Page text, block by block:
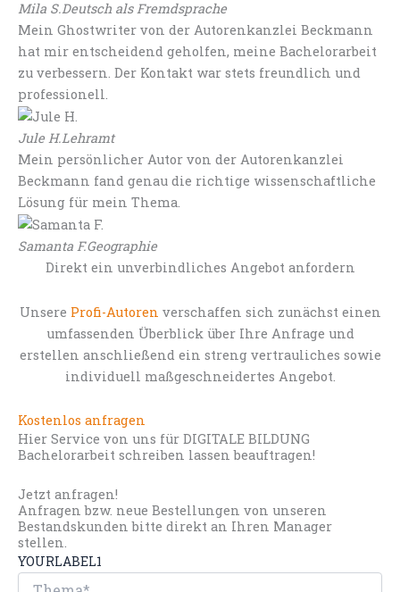
Mila S.Deutsch als Fremdsprache
Mein Ghostwriter von der Autorenkanzlei Beckmann
hat mir entscheidend geholfen, meine Bachelorarbeit
zu verbessern. Der Kontakt war stets freundlich und
professionell.
Jule H.Lehramt
Mein persönlicher Autor von der Autorenkanzlei
Beckmann fand genau die richtige wissenschaftliche
Lösung für mein Thema.
Samanta F.Geographie
Direkt ein unverbindliches Angebot anfordern
Unsere Profi-Autoren verschaffen sich zunächst einen
umfassenden Überblick über Ihre Anfrage und
erstellen anschließend ein streng vertrauliches sowie
individuell maßgeschneidertes Angebot.
Kostenlos anfragen
Hier Service von uns für DIGITALE BILDUNG
Bachelorarbeit schreiben lassen beauftragen!
Jetzt anfragen!
Anfragen bzw. neue Bestellungen von unseren
Bestandskunden bitte direkt an Ihren Manager
stellen.
YOURLABEL1